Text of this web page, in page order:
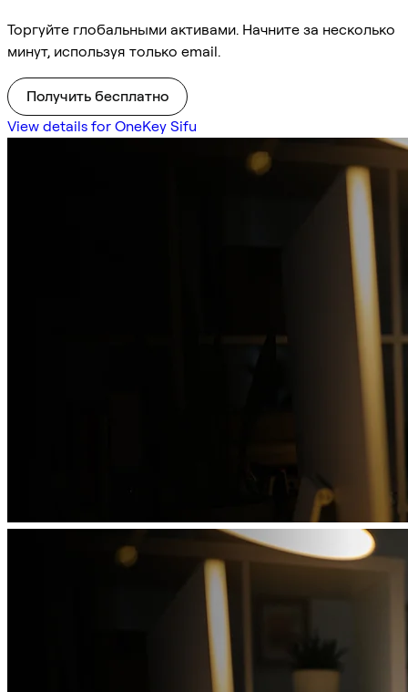
Торгуйте глобальными активами. Начните за несколько
минут, используя только email.
Получить бесплатно
View details for OneKey Sifu